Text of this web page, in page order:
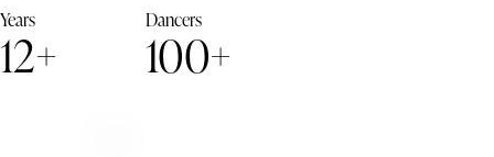
Years
12+
Dancers
100+